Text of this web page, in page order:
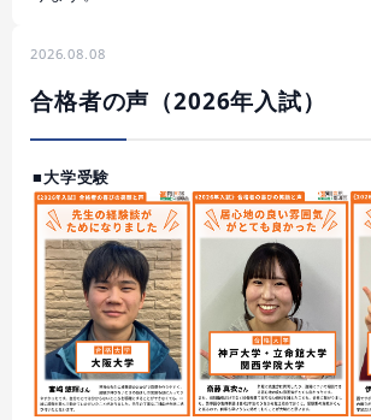
2026.08.08
合格者の声（2026年入試）
■大学受験